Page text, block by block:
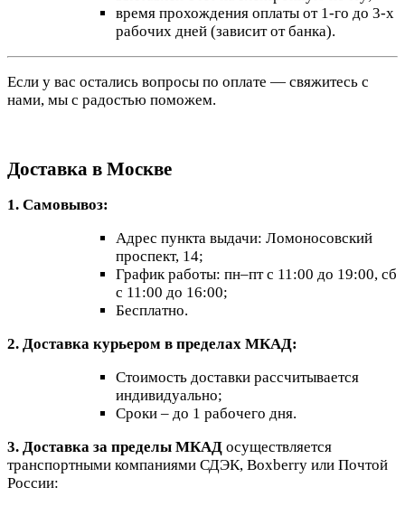
время прохождения оплаты от 1-го до 3-х
рабочих дней (зависит от банка).
Если у вас остались вопросы по оплате — свяжитесь с
нами, мы с радостью поможем.
Доставка в Москве
1. Самовывоз:
Адрес пункта выдачи: Ломоносовский
проспект, 14;
График работы: пн–пт с 11:00 до 19:00, сб
с 11:00 до 16:00;
Бесплатно.
2. Доставка курьером в пределах МКАД:
Стоимость доставки рассчитывается
индивидуально;
Сроки – до 1 рабочего дня.
3. Доставка за пределы МКАД осуществляется
транспортными компаниями СДЭК, Boxberry или Почтой
России: